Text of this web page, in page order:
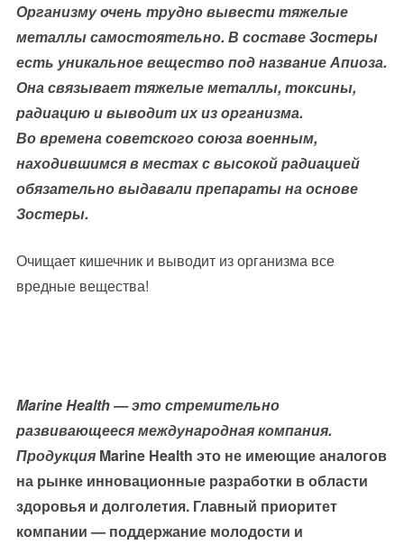
Организму очень трудно вывести тяжелые
металлы самостоятельно. В составе Зостеры
есть уникальное вещество под название Апиоза.
Она связывает тяжелые металлы, токсины,
радиацию и выводит их из организма.
Во времена советского союза военным,
находившимся в местах с высокой радиацией
обязательно выдавали препараты на основе
Зостеры.
Очищает кишечник и выводит из организма все
вредные вещества!
Marine Health — это стремительно
развивающееся международная компания.
ПродукцияMarine Health это не имеющие аналогов
на рынке инновационные разработки в области
здоровья и долголетия. Главный приоритет
компании — поддержание молодости и